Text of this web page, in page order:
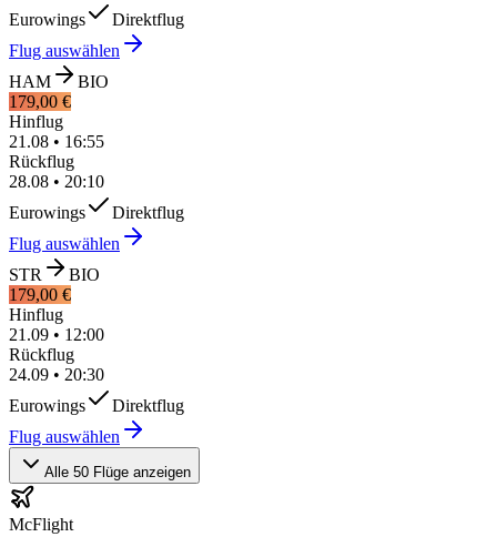
Eurowings
Direktflug
Flug auswählen
HAM
BIO
179,00 €
Hinflug
21.08 • 16:55
Rückflug
28.08 • 20:10
Eurowings
Direktflug
Flug auswählen
STR
BIO
179,00 €
Hinflug
21.09 • 12:00
Rückflug
24.09 • 20:30
Eurowings
Direktflug
Flug auswählen
Alle 50 Flüge anzeigen
McFlight